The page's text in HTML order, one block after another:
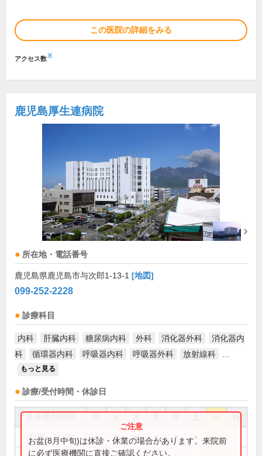
この医院の詳細をみる
アクセス数※
鹿児島厚生連病院
所在地・電話番号
鹿児島県鹿児島市与次郎1-13-1 [地図]
099-252-2228
診療科目
内科 肝臓内科 糖尿病内科 外科 消化器外科
消化器内
科
循環器内科 呼吸器内科 呼吸器外科 放射線科
もっと見る
診療/受付時間・休診日
祝
8:00～11:30 ● ● ● ● ●
お盆(8月中旬)は休診・休業の場合があります。来院前
に必ず医療機関に直接ご確認ください。